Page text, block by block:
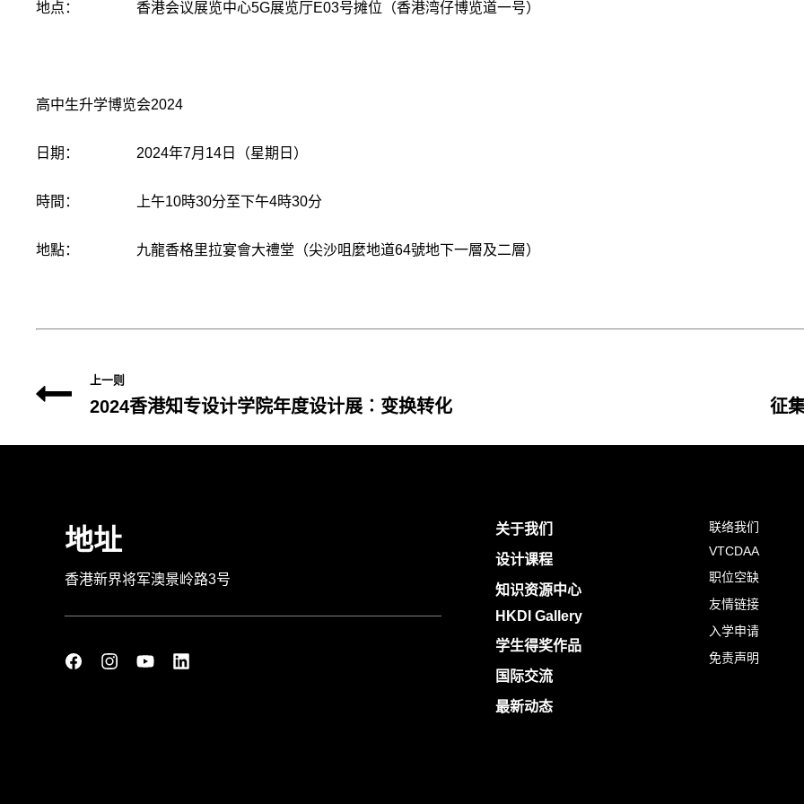
地点： 香港会议展览中心5G展览厅E03号摊位（香港湾仔博览道一号）
高中生升学博览会2024
日期： 2024年7月14日（星期日）
時間： 上午10時30分至下午4時30分
地點： 九龍香格里拉宴會大禮堂（尖沙咀麼地道64號地下一層及二層）
上一则
2024香港知专设计学院年度设计展︰变换转化 征
地址
香港新界将军澳景岭路3号
关于我们
设计课程
知识资源中心
HKDI Gallery
学生得奖作品
国际交流
最新动态
联络我们
VTCDAA
职位空缺
友情链接
入学申请
免责声明